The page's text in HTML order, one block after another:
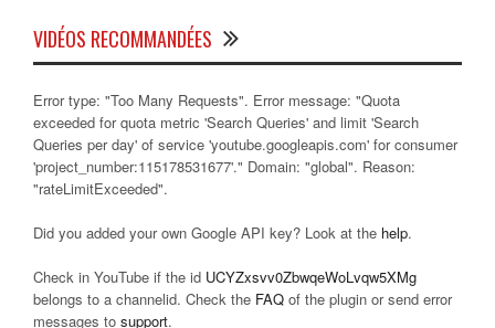
VIDÉOS RECOMMANDÉES
Error type: "Too Many Requests". Error message: "Quota
exceeded for quota metric 'Search Queries' and limit 'Search
Queries per day' of service 'youtube.googleapis.com' for consumer
'project_number:115178531677'." Domain: "global". Reason:
"rateLimitExceeded".
Did you added your own Google API key? Look at the help.
Check in YouTube if the id UCYZxsvv0ZbwqeWoLvqw5XMg
belongs to a channelid. Check the FAQ of the plugin or send error
messages to support.